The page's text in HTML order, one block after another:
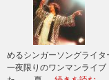
めるシンガーソングライ
一夜限りのワンマンライ